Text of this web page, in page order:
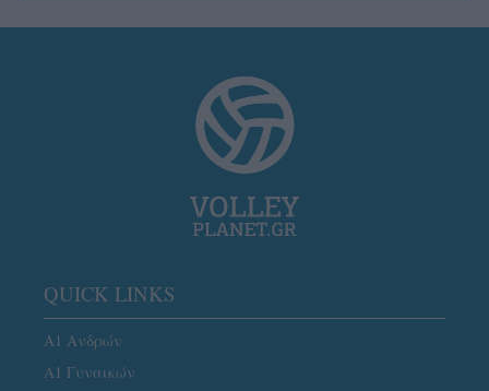
QUICK LINKS
Α1 Ανδρών
Α1 Γυναικών